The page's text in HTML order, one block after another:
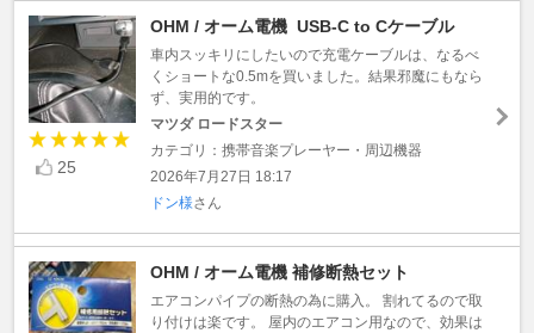
25
OHM / オーム電機 USB-C to Cケーブル
車内スッキリにしたいので充電ケーブルは、なるべ
くショートな0.5mを買いました。結果邪魔にもなら
ず、実用的です。
マツダ ロードスター
カテゴリ：携帯音楽プレーヤー・周辺機器
2026年7月27日 18:17
ドン様さん
OHM / オーム電機 補修断熱セット
エアコンパイプの断熱の為に購入。 割れてるので取
り付けは楽です。 屋内のエアコン用なので、効果は